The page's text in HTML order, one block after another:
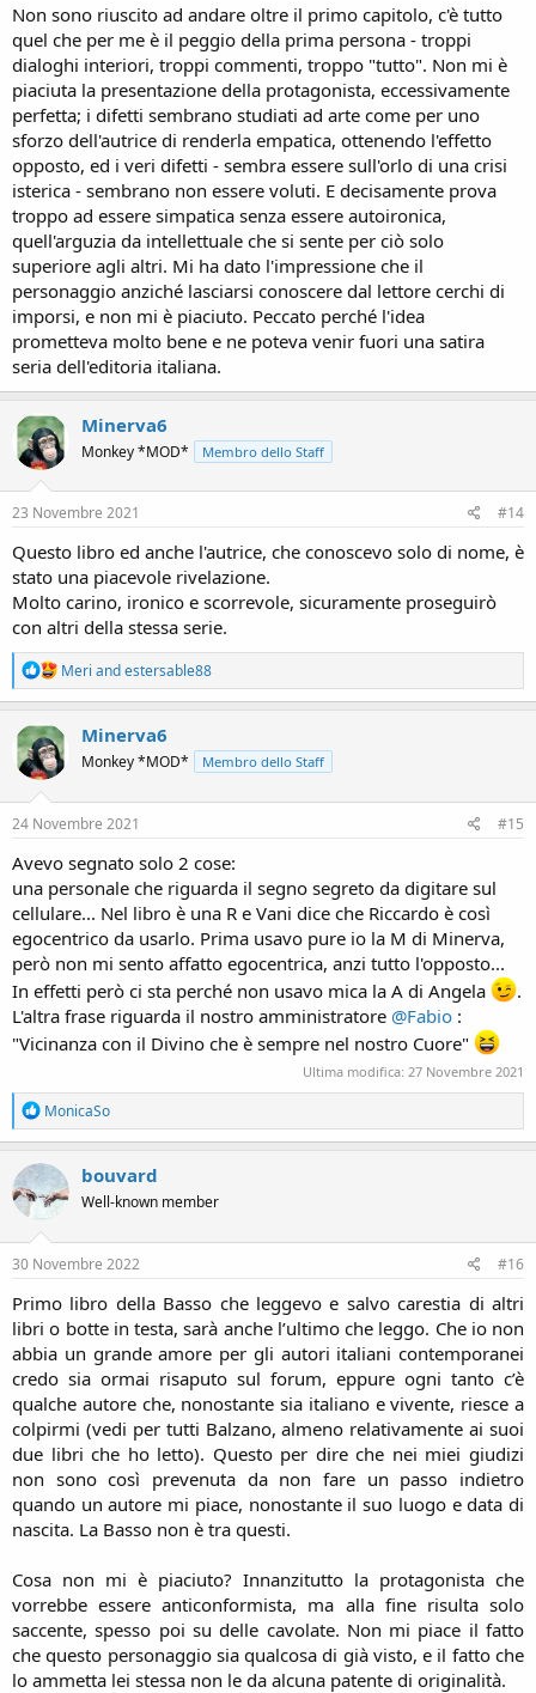
Non sono riuscito ad andare oltre il primo capitolo, c'è tutto
quel che per me è il peggio della prima persona - troppi
dialoghi interiori, troppi commenti, troppo "tutto". Non mi è
piaciuta la presentazione della protagonista, eccessivamente
perfetta; i difetti sembrano studiati ad arte come per uno
sforzo dell'autrice di renderla empatica, ottenendo l'effetto
opposto, ed i veri difetti - sembra essere sull'orlo di una crisi
isterica - sembrano non essere voluti. E decisamente prova
troppo ad essere simpatica senza essere autoironica,
quell'arguzia da intellettuale che si sente per ciò solo
superiore agli altri. Mi ha dato l'impressione che il
personaggio anziché lasciarsi conoscere dal lettore cerchi di
imporsi, e non mi è piaciuto. Peccato perché l'idea
prometteva molto bene e ne poteva venir fuori una satira
seria dell'editoria italiana.
Minerva6
Monkey *MOD* Membro dello Staff
23 Novembre 2021 #14
Questo libro ed anche l'autrice, che conoscevo solo di nome, è
stato una piacevole rivelazione.
Molto carino, ironico e scorrevole, sicuramente proseguirò
con altri della stessa serie.
R
e
a
t
i
n
s
Meri andestersable88
Minerva6
Monkey *MOD* Membro dello Staff
24 Novembre 2021 #15
Avevo segnato solo 2 cose:
una personale che riguarda il segno segreto da digitare sul
cellulare... Nel libro è una R e Vani dice che Riccardo è così
egocentrico da usarlo. Prima usavo pure io la M di Minerva,
però non mi sento affatto egocentrica, anzi tutto l'opposto...
In effetti però ci sta perché non usavo mica la A di Angela
.
L'altra frase riguarda il nostro amministratore @Fabio :
"Vicinanza con il Divino che è sempre nel nostro Cuore"
Ultima modifica: 27 Novembre 2021
R
e
a
c
t
i
o
n
s
MonicaSo
bouvard
Well-known member
30 Novembre 2022 #16
Primo libro della Basso che leggevo e salvo carestia di altri
libri o botte in testa, sarà anche l’ultimo che leggo. Che io non
abbia un grande amore per gli autori italiani contemporanei
credo sia ormai risaputo sul forum, eppure ogni tanto c’è
qualche autore che, nonostante sia italiano e vivente, riesce a
colpirmi (vedi per tutti Balzano, almeno relativamente ai suoi
due libri che ho letto). Questo per dire che nei miei giudizi
non sono così prevenuta da non fare un passo indietro
quando un autore mi piace, nonostante il suo luogo e data di
nascita. La Basso non è tra questi.
Cosa non mi è piaciuto? Innanzitutto la protagonista che
vorrebbe essere anticonformista, ma alla fine risulta solo
saccente, spesso poi su delle cavolate. Non mi piace il fatto
che questo personaggio sia qualcosa di già visto, e il fatto che
lo ammetta lei stessa non le da alcuna patente di originalità.